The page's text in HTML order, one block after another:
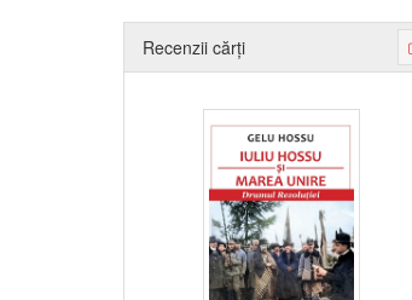
Recenzii cărți